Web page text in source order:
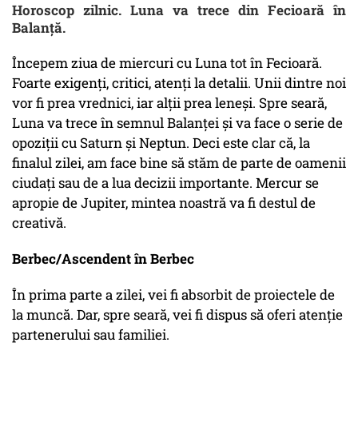
Horoscop zilnic. Luna va trece din Fecioară în
Balanță.
Începem ziua de miercuri cu Luna tot în Fecioară.
Foarte exigenți, critici, atenți la detalii. Unii dintre noi
vor fi prea vrednici, iar alții prea leneși. Spre seară,
Luna va trece în semnul Balanței și va face o serie de
opoziții cu Saturn și Neptun. Deci este clar că, la
finalul zilei, am face bine să stăm de parte de oamenii
ciudați sau de a lua decizii importante. Mercur se
apropie de Jupiter, mintea noastră va fi destul de
creativă.
Berbec/Ascendent în Berbec
În prima parte a zilei, vei fi absorbit de proiectele de
la muncă. Dar, spre seară, vei fi dispus să oferi atenție
partenerului sau familiei.